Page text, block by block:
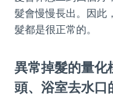
髮會慢慢長出。因此
髮都是很正常的。
異常掉髮的量化
頭、浴室去水口